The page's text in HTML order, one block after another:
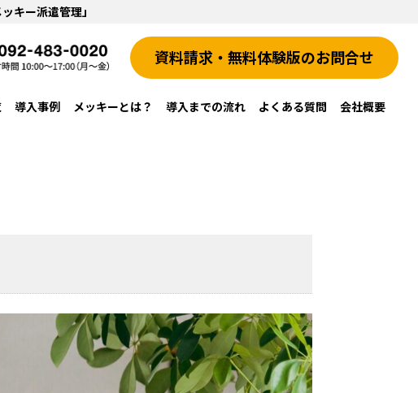
キー派遣管理」
資料請求・無料体験版のお問合せ
導入事例 メッキーとは？ 導入までの流れ よくある質問 会社概要